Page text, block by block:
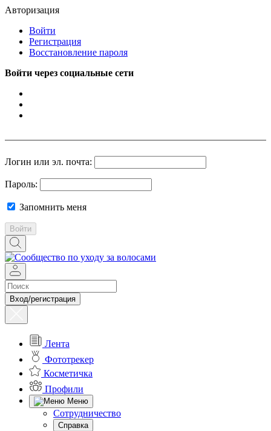
Авторизация
Войти
Регистрация
Восстановление пароля
Войти через социальные сети
Логин или эл. почта:
Пароль:
Запомнить меня
Войти
Вход/регистрация
Лента
Фототрекер
Косметичка
Профили
Меню
Сотрудничество
Справка